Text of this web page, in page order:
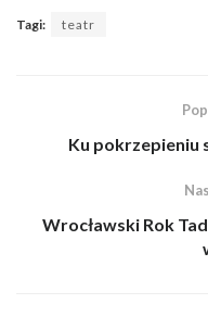
Tagi: teatr
Ku pokrzepieniu
Wrocławski Rok